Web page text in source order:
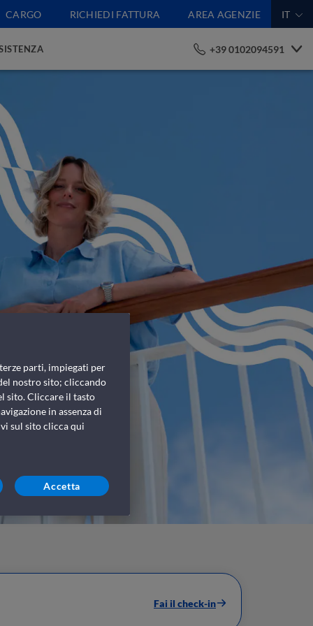
CARGO RICHIEDI FATTURA AREA AGENZIE IT
+39 0102094591
Fai il check-in
parti, impiegati per
nostro sito; cliccando
sito. Cliccare il tasto
in assenza di
sul sito clicca qui
Accetta